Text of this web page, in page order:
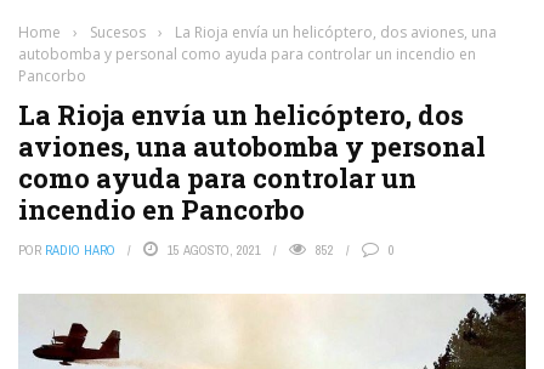
Home › Sucesos ›
La Rioja envía un helicóptero, dos aviones, una
autobomba y personal como ayuda para controlar un incendio en
Pancorbo
La Rioja envía un helicóptero, dos
aviones, una autobomba y personal
como ayuda para controlar un
incendio en Pancorbo
POR RADIO HARO 15 AGOSTO, 2021 852 0